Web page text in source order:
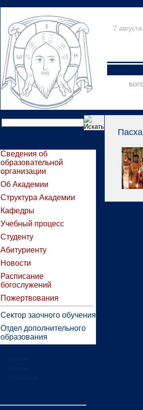
7
Сведения об
образовательной
организации
Об Академии
Структура Академии
Кафедры
Учебный процесс
Студенту
Абитуриенту
Новости
Расписание
богослужений
Пожертвования
Сектор заочного обучения
Отдел дополнительного
образования